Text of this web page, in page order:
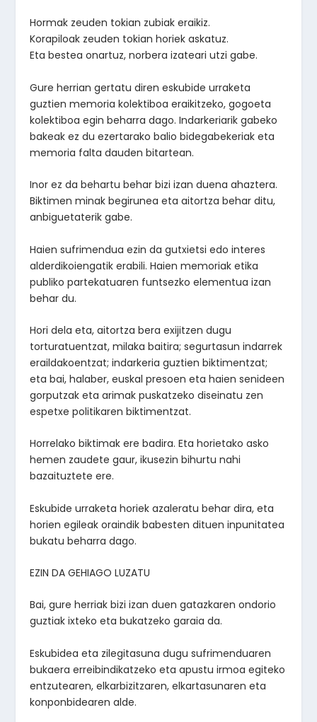
Hormak zeuden tokian zubiak eraikiz.
Korapiloak zeuden tokian horiek askatuz.
Eta bestea onartuz, norbera izateari utzi gabe.
Gure herrian gertatu diren eskubide urraketa
guztien memoria kolektiboa eraikitzeko, gogoeta
kolektiboa egin beharra dago. Indarkeriarik gabeko
bakeak ez du ezertarako balio bidegabekeriak eta
memoria falta dauden bitartean.
Inor ez da behartu behar bizi izan duena ahaztera.
Biktimen minak begirunea eta aitortza behar ditu,
anbiguetaterik gabe.
Haien sufrimendua ezin da gutxietsi edo interes
alderdikoiengatik erabili. Haien memoriak etika
publiko partekatuaren funtsezko elementua izan
behar du.
Hori dela eta, aitortza bera exijitzen dugu
torturatuentzat, milaka baitira; segurtasun indarrek
eraildakoentzat; indarkeria guztien biktimentzat;
eta bai, halaber, euskal presoen eta haien senideen
gorputzak eta arimak puskatzeko diseinatu zen
espetxe politikaren biktimentzat.
Horrelako biktimak ere badira. Eta horietako asko
hemen zaudete gaur, ikusezin bihurtu nahi
bazaituztete ere.
Eskubide urraketa horiek azaleratu behar dira, eta
horien egileak oraindik babesten dituen inpunitatea
bukatu beharra dago.
EZIN DA GEHIAGO LUZATU
Bai, gure herriak bizi izan duen gatazkaren ondorio
guztiak ixteko eta bukatzeko garaia da.
Eskubidea eta zilegitasuna dugu sufrimenduaren
bukaera erreibindikatzeko eta apustu irmoa egiteko
entzutearen, elkarbizitzaren, elkartasunaren eta
konponbidearen alde.